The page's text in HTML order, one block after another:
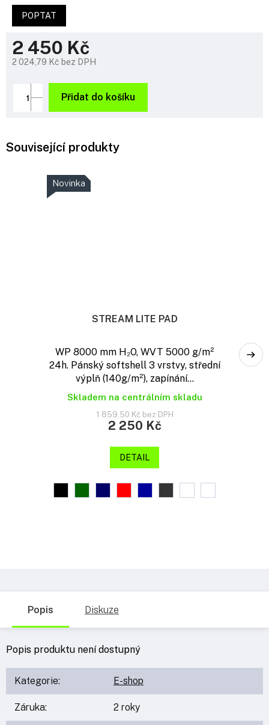
2 450 Kč
2 024,79 Kč bez DPH
cena:
Přidat do košíku
POPTAT
Související produkty
Novinka
STREAM LITE PAD
WP 8000 mm H₂O, WVT 5000 g/m²
24h. Pánský softshell 3 vrstvy, střední
výplň (140g/m²), zapínání...
Skladem na centrálním skladu
1 859,50 Kč bez DPH
2 250 Kč
DETAIL
Popis Diskuze
Popis produktu není dostupný
Kategorie: E-shop
Záruka: 2 roky